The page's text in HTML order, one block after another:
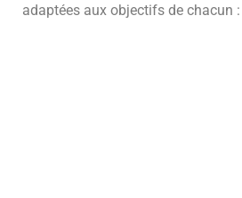
adaptées aux objectifs de chacun :